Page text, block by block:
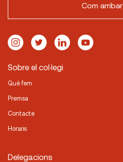
Com arribar
Sobre el col·legi
Què fem
Premsa
Contacte
Horaris
Delegacions